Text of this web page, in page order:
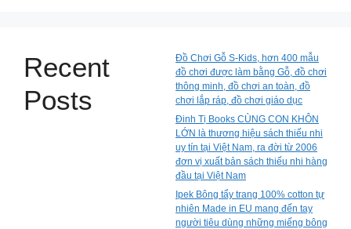
Recent
Posts
Đồ Chơi Gỗ S-Kids, hơn 400 mẫu
đồ chơi được làm bằng Gỗ, đồ chơi
thông minh, đồ chơi an toàn, đồ
chơi lắp ráp, đồ chơi giáo dục
Đinh Tị Books CÙNG CON KHÔN
LỚN là thương hiệu sách thiếu nhi
uy tín tại Việt Nam, ra đời từ 2006
đơn vị xuất bản sách thiếu nhi hàng
đầu tại Việt Nam
Ipek Bông tẩy trang 100% cotton tự
nhiên Made in EU mang đến tay
người tiêu dùng những miếng bông